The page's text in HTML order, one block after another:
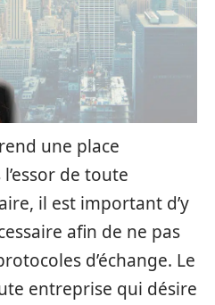
une place
de toute
il est important d’y
afin de ne pas
d’échange. Le
entreprise qui désire